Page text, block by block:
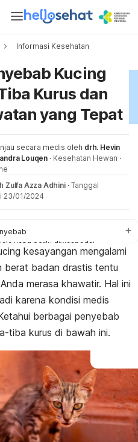
Informasi Kesehatan
Kucing
Kurus dan
yang Tepat
secara medis oleh drh. Hevin
Louqen · Kesehatan Hewan ·
Zulfa Azza Adhini · Tanggal
23/01/2024
yang perlu diwaspadai
yang perlu dilakukan
kesayangan mengalami
berat badan drastis tentu
merasa khawatir. Hal ini
karena kondisi medis
berbagai penyebab
tiba kurus di bawah ini.